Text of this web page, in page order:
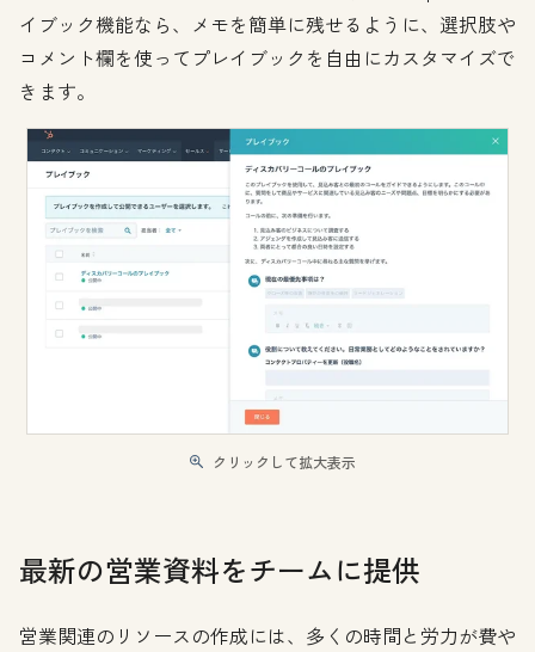
イブック機能なら、メモを簡単に残せるように、選択肢や
コメント欄を使ってプレイブックを自由にカスタマイズで
きます。
クリックして拡大表示
最新の営業資料をチームに提供
営業関連のリソースの作成には、多くの時間と労力が費や